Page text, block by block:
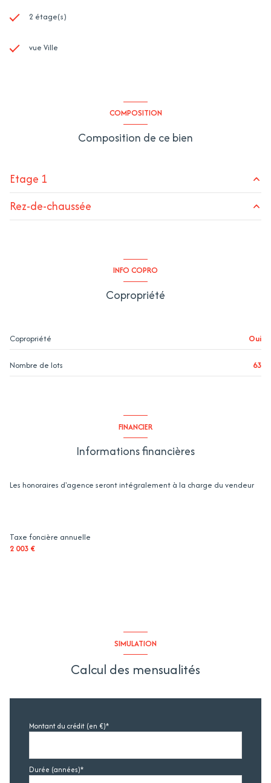
2 étage(s)
vue Ville
COMPOSITION
Composition de ce bien
Etage 1
Appartement 1
Rez-de-chaussée
INFO COPRO
Copropriété
Copropriété Oui
Nombre de lots 63
FINANCIER
Informations financières
Les honoraires d'agence seront intégralement à la charge du vendeur
Taxe foncière annuelle
2 003 €
SIMULATION
Calcul des mensualités
Montant du crédit (en €)*
Durée (années)*